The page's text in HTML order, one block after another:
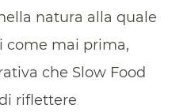
natura alla quale
come mai prima,
che Slow Food
riflettere